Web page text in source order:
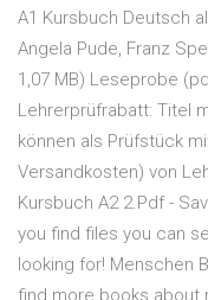
A1 Kursbuch Deutsch
Angela Pude, Franz
1,07 MB) Leseprobe
Lehrerprüfrabatt: Titel
können als Prüfstück
Versandkosten) von
Kursbuch A2 2.Pdf -
you find files you can
looking for! Menschen